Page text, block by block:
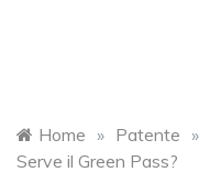
Home » Patente »
Serve il Green Pass?